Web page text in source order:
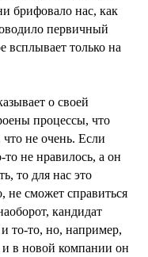
брифовало нас, как
первичный
всплывает только на
о своей
процессы, что
не очень. Если
то не нравилось, а он
то для нас это
не сможет справиться
кандидат
и то-то, но, например,
и в новой компании он